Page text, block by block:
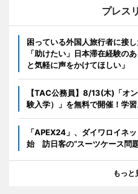
プレス
困っている外国人旅行者に接
「助けたい」日本滞在経験の
と気軽に声をかけてほしい」
【TAC公務員】8/13(木)「オ
験入学）」を無料で開催！学
「APEX24」、ダイワロイネ
始 訪日客の“スーツケース問
もっと